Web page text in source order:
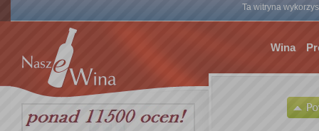
Ta witryna
Wina